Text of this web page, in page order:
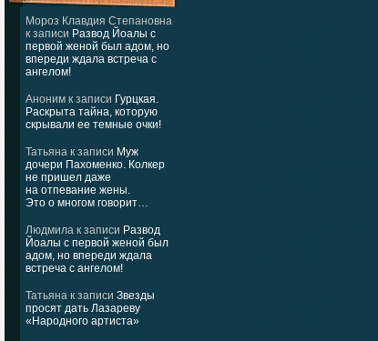
Мороз Клавдия Степановна
к записи Развод Йоалы с
первой женой был адом, но
впереди ждала встреча с
ангелом!
Аноним к записи Гурцкая.
Раскрыта тайна, которую
скрывали ее темные очки!
Татьяна к записи Муж
дочери Пахоменко. Колкер
не пришел даже
на отпевание жены.
Это о многом говорит…
Людмила к записи Развод
Йоалы с первой женой был
адом, но впереди ждала
встреча с ангелом!
Татьяна к записи Звезды
просят дать Лазареву
«Народного артиста»